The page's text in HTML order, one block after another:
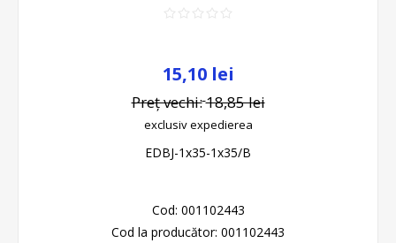
15,10 lei
Preț vechi:18,85 lei
exclusivexpedierea
EDBJ-1x35-1x35/B
Cod: 001102443
Cod la producător: 001102443